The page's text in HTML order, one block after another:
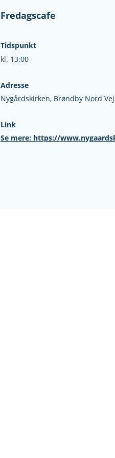
Fredagscafe
Tidspunkt
kl. 13:00
Adresse
Nygårdskirken, Brøndby Nord
Link
Se mere: https://